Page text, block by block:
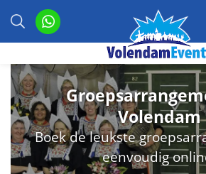
Volendam
Boek de leukste
eenvoudig